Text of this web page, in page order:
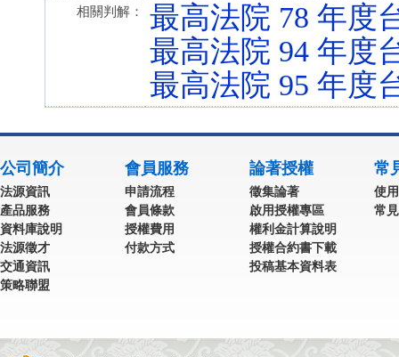
相關判解：
最高法院 78 年度
最高法院 94 年度
最高法院 95 年度
公司簡介
法源資訊
產品服務
資料庫說明
法源徵才
交通資訊
策略聯盟
會員服務
申請流程
會員條款
授權費用
付款方式
論著授權
徵集論著
啟用授權專區
權利金計算說明
授權合約書下載
投稿基本資料表
常
使
常